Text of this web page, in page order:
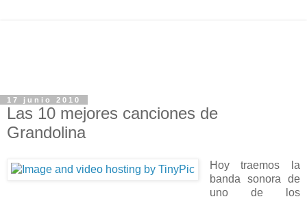
17 junio 2010
Las 10 mejores canciones de
Grandolina
Hoy traemos la
banda sonora de
uno de los